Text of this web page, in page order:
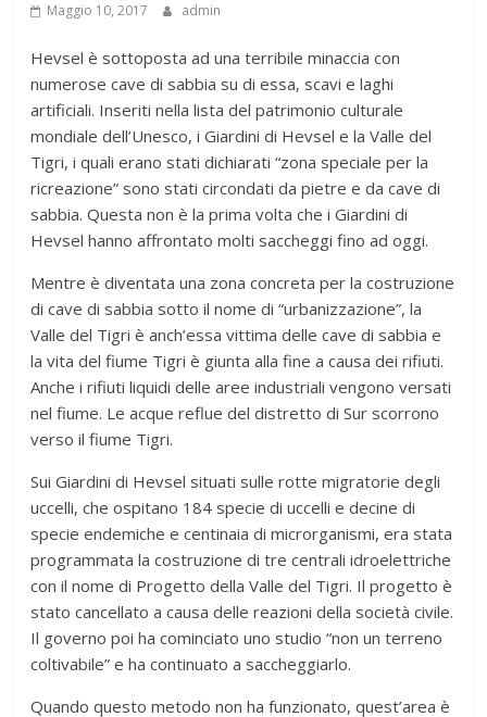
Maggio 10, 2017 admin
Hevsel è sottoposta ad una terribile minaccia con
numerose cave di sabbia su di essa, scavi e laghi
artificiali. Inseriti nella lista del patrimonio culturale
mondiale dell’Unesco, i Giardini di Hevsel e la Valle del
Tigri, i quali erano stati dichiarati “zona speciale per la
ricreazione” sono stati circondati da pietre e da cave di
sabbia. Questa non è la prima volta che i Giardini di
Hevsel hanno affrontato molti saccheggi fino ad oggi.
Mentre è diventata una zona concreta per la costruzione
di cave di sabbia sotto il nome di “urbanizzazione”, la
Valle del Tigri è anch’essa vittima delle cave di sabbia e
la vita del fiume Tigri è giunta alla fine a causa dei rifiuti.
Anche i rifiuti liquidi delle aree industriali vengono versati
nel fiume. Le acque reflue del distretto di Sur scorrono
verso il fiume Tigri.
Sui Giardini di Hevsel situati sulle rotte migratorie degli
uccelli, che ospitano 184 specie di uccelli e decine di
specie endemiche e centinaia di microrganismi, era stata
programmata la costruzione di tre centrali idroelettriche
con il nome di Progetto della Valle del Tigri. Il progetto è
stato cancellato a causa delle reazioni della società civile.
Il governo poi ha cominciato uno studio “non un terreno
coltivabile” e ha continuato a saccheggiarlo.
Quando questo metodo non ha funzionato, quest’area è